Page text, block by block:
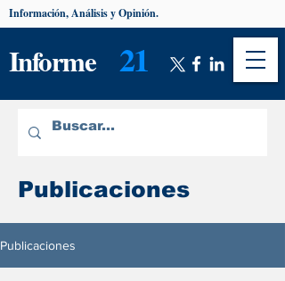
Informe 21
Información, Análisis y Opinión.
Publicaciones
Publicaciones